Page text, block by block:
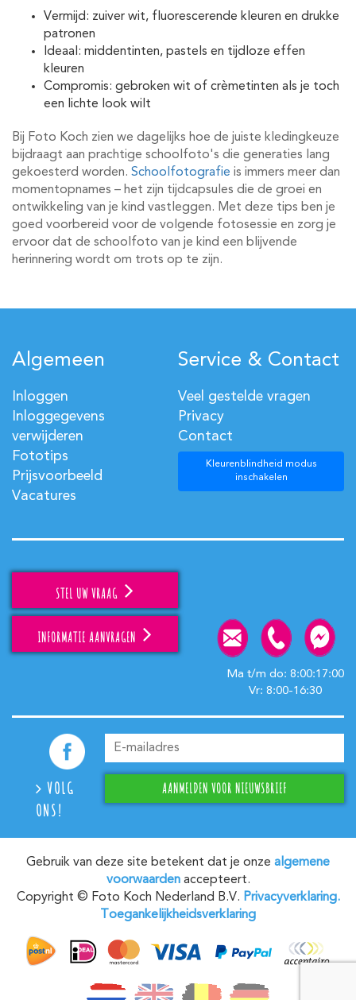
Vermijd: zuiver wit, fluorescerende kleuren en drukke
patronen
Ideaal: middentinten, pastels en tijdloze effen
kleuren
Compromis: gebroken wit of crèmetinten als je toch
een lichte look wilt
Bij Foto Koch zien we dagelijks hoe de juiste kledingkeuze
bijdraagt aan prachtige schoolfoto's die generaties lang
gekoesterd worden. Schoolfotografie is immers meer dan
momentopnames – het zijn tijdcapsules die de groei en
ontwikkeling van je kind vastleggen. Met deze tips ben je
goed voorbereid voor de volgende fotosessie en zorg je
ervoor dat de schoolfoto van je kind een blijvende
herinnering wordt om trots op te zijn.
Algemeen
Inloggen
Inloggegevens
verwijderen
Fototips
Prijsvoorbeeld
Vacatures
Service & Contact
Veel gestelde vragen
Privacy
Contact
Kleurenblindheid modus
inschakelen
STEL UW VRAAG
INFORMATIE AANVRAGEN
Ma t/m do: 8:00:17:00
Vr: 8:00-16:30
VOLG
ONS!
Gebruik van deze site betekent dat je onze algemene
voorwaardenaccepteert.
Copyright © Foto Koch Nederland B.V. Privacyverklaring.
Toegankelijkheidsverklaring